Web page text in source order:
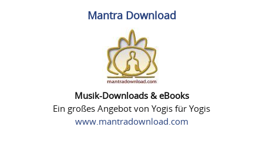
Mantra Download
Musik-Downloads & eBooks
Ein großes Angebot von Yogis für Yogis
www.mantradownload.com